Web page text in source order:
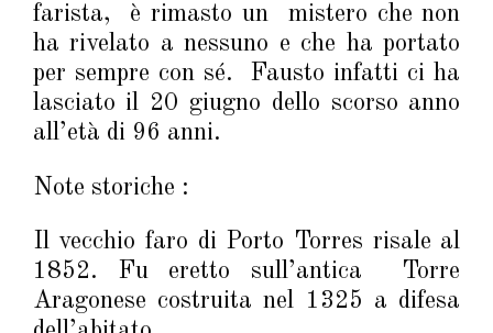
farista, è rimasto un mistero che non
ha rivelato a nessuno e che ha portato
per sempre con sé. Fausto infatti ci ha
lasciato il 20 giugno dello scorso anno
all’età di 96 anni.
Note storiche :
Il vecchio faro di Porto Torres risale al
1852. Fu eretto sull’antica Torre
Aragonese costruita nel 1325 a difesa